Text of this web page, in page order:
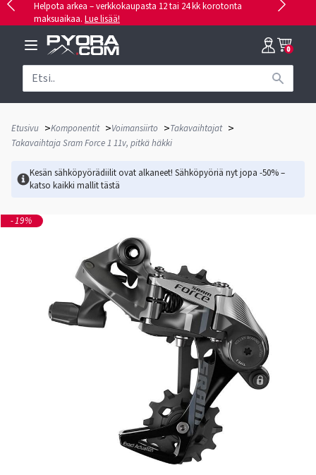
Helpota arkea – verkkokaupasta 12 tai 24 kk korotonta
maksuaikaa. Lue lisää!
0
Etusivu >Komponentit >Voimansiirto >Takavaihtajat >
Takavaihtaja Sram Force 1 11v, pitkä häkki
Kesän sähköpyörädiilit ovat alkaneet! Sähköpyöriä nyt jopa -50% –
katso kaikki mallittästä
-19%